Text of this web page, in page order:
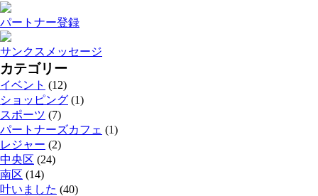
パートナー登録
サンクスメッセージ
カテゴリー
イベント (12)
ショッピング (1)
スポーツ (7)
パートナーズカフェ (1)
レジャー (2)
中央区 (24)
南区 (14)
叶いました (40)